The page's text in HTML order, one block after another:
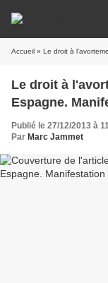
Accueil » Le droit à
Le droit à
Espagne.
Publié le 27/12/2013 à
Par Marc Jammet